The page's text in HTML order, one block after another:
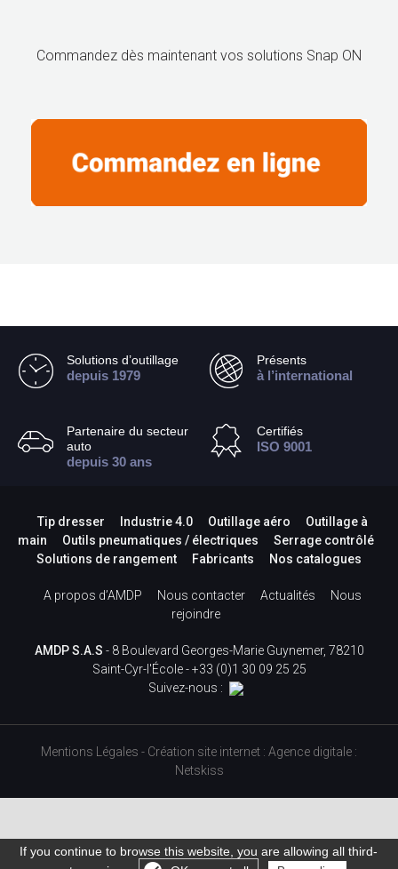
Commandez dès maintenant vos solutions Snap ON
Solutions d’outillage
depuis 1979
Présents
à l’international
Partenaire du secteur
auto
depuis 30 ans
Certifiés
ISO 9001
Tip dresser Industrie 4.0 Outillage aéro
Outillage à
main
Outils pneumatiques / électriques
Serrage contrôlé
Solutions de rangement
Fabricants Nos catalogues
A propos d’AMDP Nous contacter Actualités
Nous
rejoindre
AMDP S.A.S - 8 Boulevard Georges-Marie Guynemer, 78210
Saint-Cyr-l'École -+33 (0)1 30 09 25 25
Suivez-nous :
Mentions Légales - Création site internet : Agence digitale :
Netskiss
If you continue to browse this website, you are allowing all third-